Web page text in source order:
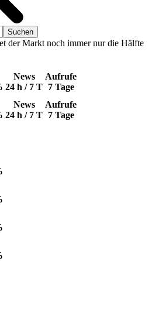
der Markt noch immer nur die Hälfte
News
24 h / 7 T
Aufrufe
7 Tage
News
24 h / 7 T
Aufrufe
7 Tage